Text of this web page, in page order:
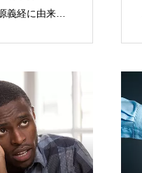
義経に由来す